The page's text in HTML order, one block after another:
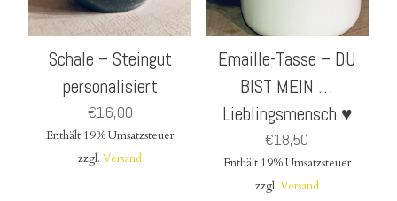
Schale – Steingut
personalisiert
€16,00
Enthält 19% Umsatzsteuer
zzgl.Versand
Emaille-Tasse – DU
BIST MEIN …
Lieblingsmensch ♥
€18,50
Enthält 19% Umsatzsteuer
zzgl. Versand